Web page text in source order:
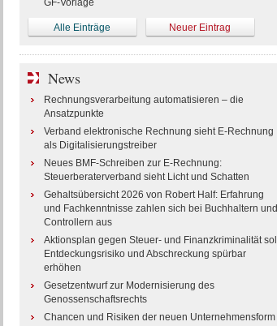
GF-Vorlage
Alle Einträge Neuer Eintrag
News
Rechnungsverarbeitung automatisieren – die
Ansatzpunkte
Verband elektronische Rechnung sieht E-Rechnung
als Digitalisierungstreiber
Neues BMF-Schreiben zur E-Rechnung:
Steuerberaterverband sieht Licht und Schatten
Gehaltsübersicht 2026 von Robert Half: Erfahrung
und Fachkenntnisse zahlen sich bei Buchhaltern und
Controllern aus
Aktionsplan gegen Steuer- und Finanzkriminalität soll
Entdeckungsrisiko und Abschreckung spürbar
erhöhen
Gesetzentwurf zur Modernisierung des
Genossenschaftsrechts
Chancen und Risiken der neuen Unternehmensform